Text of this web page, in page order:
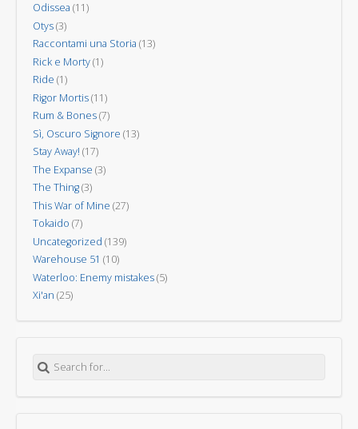
Odissea (11)
Otys(3)
Raccontami una Storia (13)
Rick e Morty(1)
Ride (1)
Rigor Mortis(11)
Rum & Bones(7)
Sì, Oscuro Signore (13)
Stay Away! (17)
The Expanse (3)
The Thing(3)
This War of Mine (27)
Tokaido (7)
Uncategorized (139)
Warehouse 51 (10)
Waterloo: Enemy mistakes(5)
Xi'an (25)